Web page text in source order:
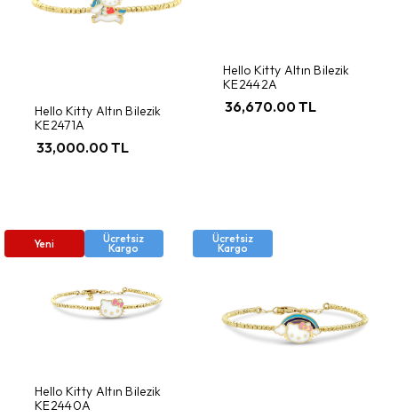
Hello Kitty Altın Bilezik
KE2471A
33,000.00 TL
Hello Kitty Altın Bilezik
KE2442A
36,670.00 TL
Yeni Ücretsiz
Kargo
Hello Kitty Altın Bilezik
KE2440A
Ücretsiz
Kargo